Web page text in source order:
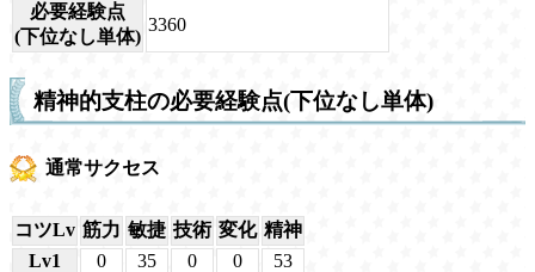
必要経験点
(下位なし単体)
3360
精神的支柱の必要経験点(下位なし単体)
通常サクセス
コツLv 筋力 敏捷 技術 変化 精神
Lv1
0 35 0 0
53